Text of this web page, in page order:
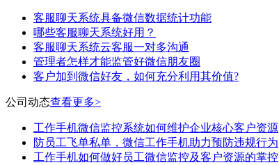
客服聊天系统具备微信数据统计功能
哪些客服聊天系统好用？
客服聊天系统云客服一对多沟通
管理者怎样才能监管好微信朋友圈
客户加到微信好友，如何充分利用其价值?
公司动态查看更多>
工作手机微信监控系统如何维护企业核心客户资源
防员工飞单私单，微信工作手机助力预防违规行为
工作手机如何做好员工微信监控及客户资源的掌控